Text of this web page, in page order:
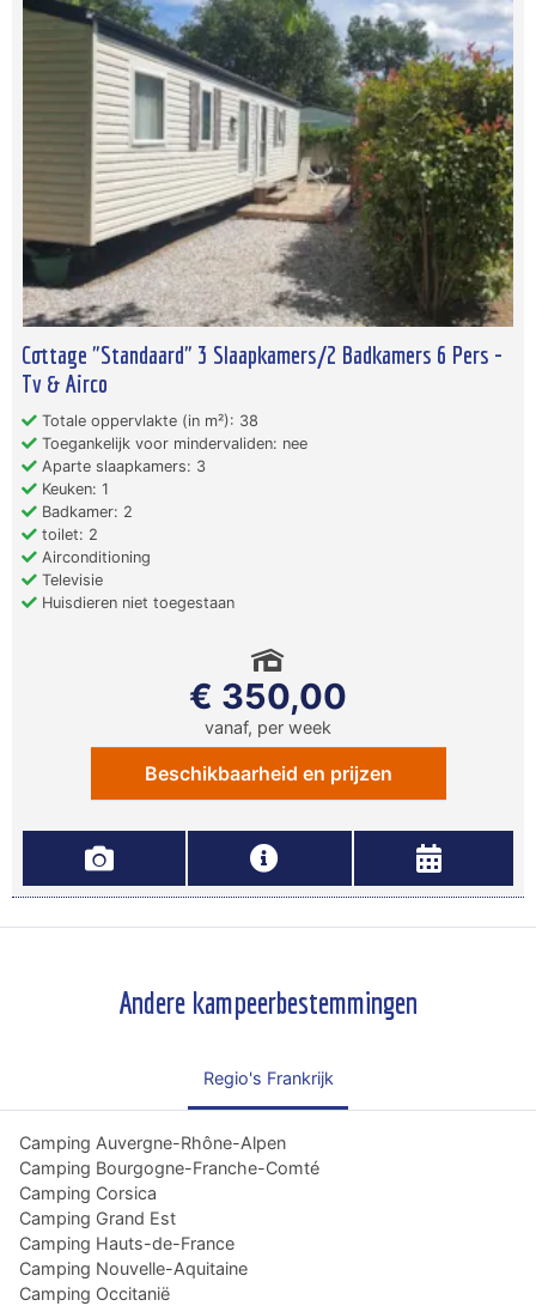
Cottage "Standaard" 3 Slaapkamers/2 Badkamers 6 Pers -
Tv & Airco
Totale oppervlakte (in m²): 38
Toegankelijk voor mindervaliden: nee
Aparte slaapkamers: 3
Keuken: 1
Badkamer: 2
toilet: 2
Airconditioning
Televisie
Huisdieren niet toegestaan
€ 350,00
vanaf, per week
Beschikbaarheid en prijzen
Andere kampeerbestemmingen
Regio's Frankrijk
Camping Auvergne-Rhône-Alpen
Camping Bourgogne-Franche-Comté
Camping Corsica
Camping Grand Est
Camping Hauts-de-France
Camping Nouvelle-Aquitaine
Camping Occitanië